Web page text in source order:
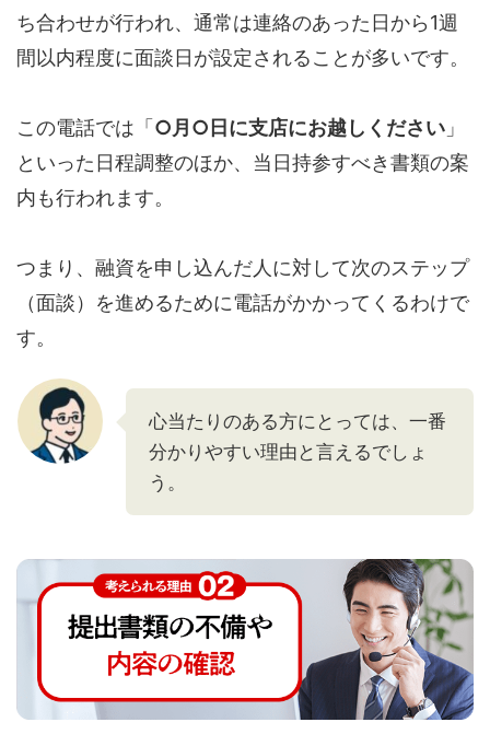
ち合わせが行われ、通常は連絡のあった日から1週
間以内程度に面談日が設定されることが多いです。
この電話では「 ○月○日に支店にお越しください 」
といった日程調整のほか、当日持参すべき書類の案
内も行われます。
つまり、融資を申し込んだ人に対して次のステップ
（面談）を進めるために電話がかかってくるわけで
す。
心当たりのある方にとっては、一番
分かりやすい理由と言えるでしょ
う。